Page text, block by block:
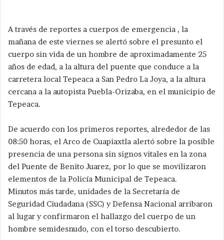
A través de reportes a cuerpos de emergencia , la
mañana de este viernes se alertó sobre el presunto el
cuerpo sin vida de un hombre de aproximadamente 25
años de edad, a la altura del puente que conduce a la
carretera local Tepeaca a San Pedro La Joya, a la altura
cercana a la autopista Puebla-Orizaba, en el municipio de
Tepeaca.
De acuerdo con los primeros reportes, alrededor de las
08:50 horas, el Arco de Cuapiaxtla alertó sobre la posible
presencia de una persona sin signos vitales en la zona
del Puente de Benito Juarez, por lo que se movilizaron
elementos de la Policía Municipal de Tepeaca.
Minutos más tarde, unidades de la Secretaría de
Seguridad Ciudadana (SSC) y Defensa Nacional arribaron
al lugar y confirmaron el hallazgo del cuerpo de un
hombre semidesnudo, con el torso descubierto.